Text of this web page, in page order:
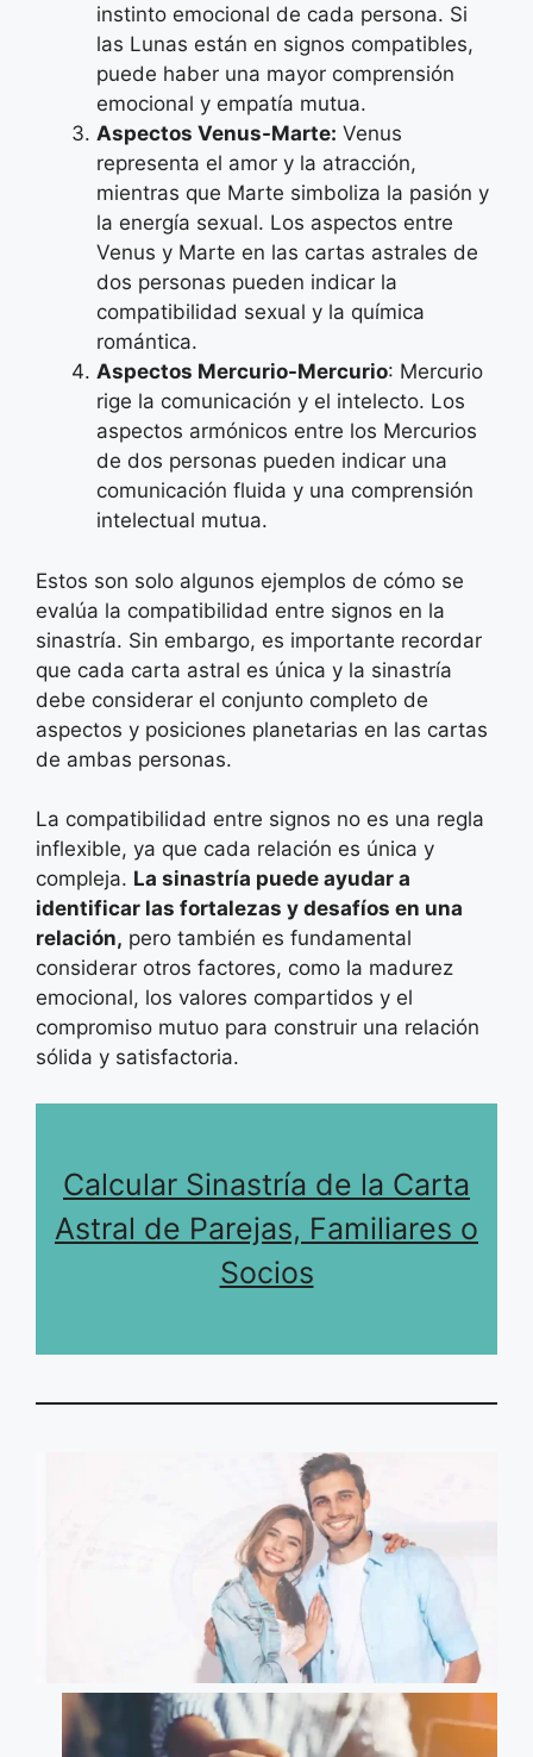
instinto emocional de cada persona. Si
las Lunas están en signos compatibles,
puede haber una mayor comprensión
emocional y empatía mutua.
Aspectos Venus-Marte: Venus
representa el amor y la atracción,
mientras que Marte simboliza la pasión y
la energía sexual. Los aspectos entre
Venus y Marte en las cartas astrales de
dos personas pueden indicar la
compatibilidad sexual y la química
romántica.
Aspectos Mercurio-Mercurio: Mercurio
rige la comunicación y el intelecto. Los
aspectos armónicos entre los Mercurios
de dos personas pueden indicar una
comunicación fluida y una comprensión
intelectual mutua.
Estos son solo algunos ejemplos de cómo se
evalúa la compatibilidad entre signos en la
sinastría. Sin embargo, es importante recordar
que cada carta astral es única y la sinastría
debe considerar el conjunto completo de
aspectos y posiciones planetarias en las cartas
de ambas personas.
La compatibilidad entre signos no es una regla
inflexible, ya que cada relación es única y
compleja. La sinastría puede ayudar a
identificar las fortalezas y desafíos en una
relación, pero también es fundamental
considerar otros factores, como la madurez
emocional, los valores compartidos y el
compromiso mutuo para construir una relación
sólida y satisfactoria.
Calcular Sinastría de la Carta
Astral de Parejas, Familiares o
Socios